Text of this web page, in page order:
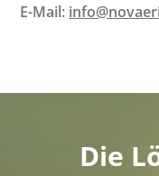
E-Mail:
Die